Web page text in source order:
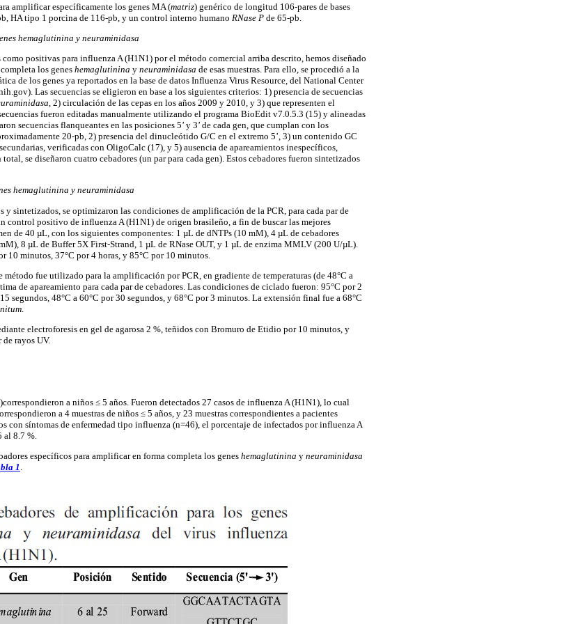
amplificar específicamente los genes MA (matriz) genérico de longitud 106-pares de bases
HA tipo 1 porcina de 116-pb, y un control interno humano RNase P de 65-pb.
hemaglutinina y neuraminidasa
como positivas para influenza A (H1N1) por el método comercial arriba descrito, hemos diseñado
los geneshemaglutinina y neuraminidasa de esas muestras. Para ello, se procedió a la
de los genes ya reportados en la base de datos Influenza Virus Resource, del National Center
Las secuencias se eligieron en base a los siguientes criterios: 1) presencia de secuencias
, 2) circulación de las cepas en los años 2009 y 2010, y 3) que representen el
fueron editadas manualmente utilizando el programa BioEdit v7.0.5.3 (15) y alineadas
secuencias flanqueantes en las posiciones 5’ y 3’ de cada gen, que cumplan con los
20-pb, 2) presencia del dinucleótido G/C en el extremo 5’, 3) un contenido GC
verificadas con OligoCalc (17), y 5) ausencia de apareamientos inespecíficos,
se diseñaron cuatro cebadores (un par para cada gen). Estos cebadores fueron sintetizados
hemaglutinina y neuraminidasa
y sintetizados, se optimizaron las condiciones de amplificación de la PCR, para cada par de
control positivo de influenza A (H1N1) de origen brasileño, a fin de buscar las mejores
de 40 µL, con los siguientes componentes: 1 µL de dNTPs (10 mM), 4 µL de cebadores
8 µL de Buffer 5X First-Strand, 1 µL de RNase OUT, y 1 µL de enzima MMLV (200 U/µL).
10 minutos, 37°C por 4 horas, y 85°C por 10 minutos.
fue utilizado para la amplificación por PCR, en gradiente de temperaturas (de 48°C a
de apareamiento para cada par de cebadores. Las condiciones de ciclado fueron: 95°C por 2
segundos, 48°C a 60°C por 30 segundos, y 68°C por 3 minutos. La extensión final fue a 68°C
electroforesis en gel de agarosa 2 %, teñidos con Bromuro de Etidio por 10 minutos, y
rayos UV.
a niños ≤ 5 años. Fueron detectados 27 casos de influenza A (H1N1), lo cual
a 4 muestras de niños ≤ 5 años, y 23 muestras correspondientes a pacientes
con síntomas de enfermedad tipo influenza (n=46), el porcentaje de infectados por influenza A
al 8.7 %.
específicos para amplificar en forma completa los geneshemaglutinina y neuraminidasa
1